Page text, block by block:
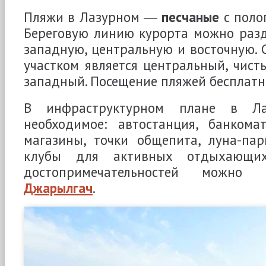
Пляжи в Лазурном ― песчаные с
Береговую линию курорта можно
западную, центральную и
участком является центральный,
западный. Посещение пляжей
В инфраструктурном плане в
необходимое: автостанция,
магазины, точки общепита, луна-
клубы для активных
достопримечательностей
Джарылгач.